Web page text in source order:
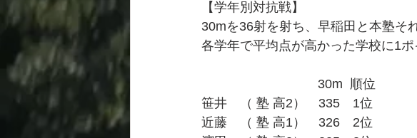
【学年別対抗戦】
30mを36射を射ち、早稲田と本塾そ
各学年で平均点が高かった学校に1ポ
30m  順位
笹井　（ 塾 高2）　335　1位
近藤　（ 塾 高1）　326　2位